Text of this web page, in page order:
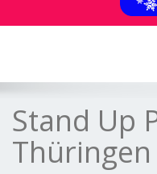
Stand Up
Thüringen